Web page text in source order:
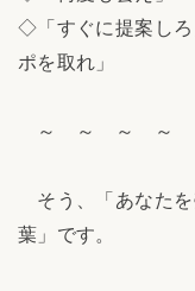
◇「すぐに提案しろ
ポを取れ」
～ ～ ～ ～
そう、「あなたを
葉」です。